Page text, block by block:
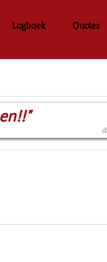
Logboek Quotes